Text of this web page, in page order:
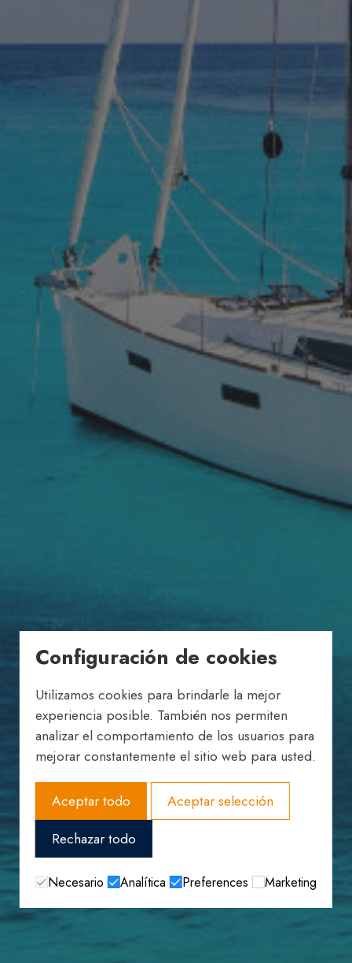
Configuración de cookies
Utilizamos cookies para brindarle la mejor
experiencia posible. También nos permiten
analizar el comportamiento de los usuarios para
mejorar constantemente el sitio web para usted.
Aceptar todo
Aceptar selección
Rechazar todo
Necesario Analítica Preferences Marketing